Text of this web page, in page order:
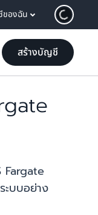
องฉัน
สร้างบัญชี
Fargate
บบอย่าง